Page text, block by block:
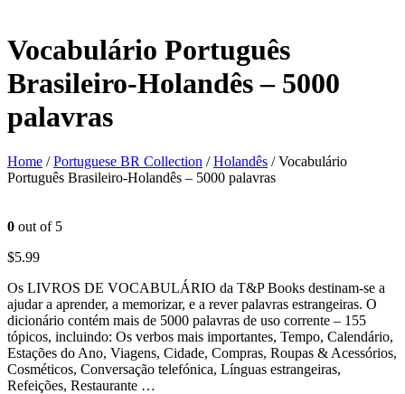
Vocabulário Português
Brasileiro-Holandês – 5000
palavras
Home /Portuguese BR Collection /Holandês / Vocabulário
Português Brasileiro-Holandês – 5000 palavras
0 out of 5
$5.99
Os LIVROS DE VOCABULÁRIO da T&P Books destinam-se a
ajudar a aprender, a memorizar, e a rever palavras estrangeiras. O
dicionário contém mais de 5000 palavras de uso corrente – 155
tópicos, incluindo: Os verbos mais importantes, Tempo, Calendário,
Estações do Ano, Viagens, Cidade, Compras, Roupas & Acessórios,
Cosméticos, Conversação telefónica, Línguas estrangeiras,
Refeições, Restaurante …